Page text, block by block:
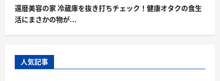
還暦美容の家 冷蔵庫を抜き打ちチェック！健康オタクの食生
活にまさかの物が…
人気記事